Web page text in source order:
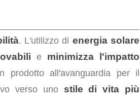
. L'utilizzo di energia solare
e minimizza l'impatto
all'avanguardia per il
verso uno stile di vita più